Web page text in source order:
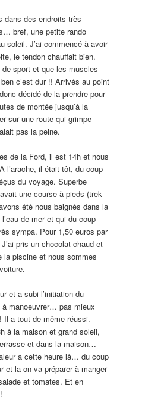
dans des endroits très
bref, une petite rando
soleil. J’ai commencé à avoir
le tendon chauffait bien.
sport et que les muscles
c’est dur !! Arrivés au point
décidé de la prendre pour
de montée jusqu’à la
sur une route qui grimpe
pas la peine.
de la Ford, il est 14h et nous
l’arache, il était tôt, du coup
du voyage. Superbe
une course à pieds (trek
été nous baignés dans la
de mer et qui du coup
sympa. Pour 1,50 euros par
pris un chocolat chaud et
la piscine et nous sommes
et a subi l’initiation du
manoeuvrer… pas mieux
Il a tout de même réussi.
à la maison et grand soleil,
et dans la maison…
a cette heure là… du coup
et la on va préparer à manger
et tomates. Et en